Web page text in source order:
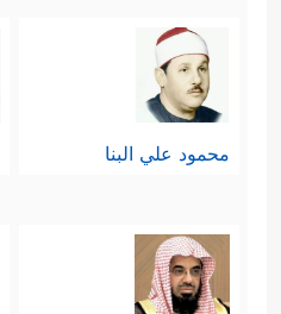
محمود علي البنا